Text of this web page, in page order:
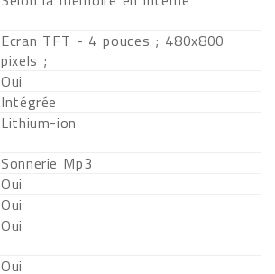
Ecran TFT - 4 pouces ; 480x800
pixels ;
Oui
Intégrée
Lithium-ion
Sonnerie Mp3
Oui
Oui
Oui
Oui